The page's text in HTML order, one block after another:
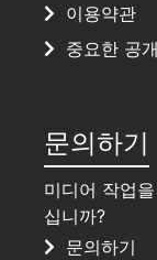
이용약관
중요한 공개
문의하기
미디어 작업
십니까?
문의하기